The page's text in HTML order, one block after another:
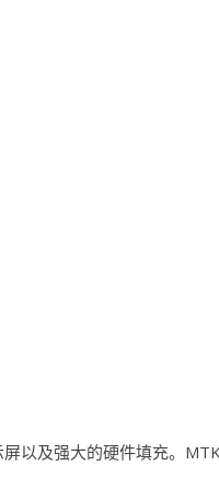
以及强大的硬件填充。